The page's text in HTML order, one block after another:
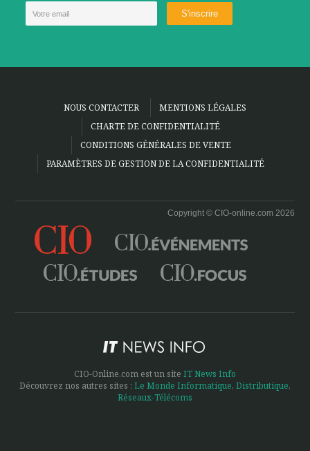
NOUS CONTACTER
MENTIONS LÉGALES
CHARTE DE CONFIDENTIALITÉ
CONDITIONS GÉNÉRALES DE VENTE
PARAMÈTRES DE GESTION DE LA CONFIDENTIALITÉ
Copyright © CIO-online.com 2026
CIO-Online.com est un site IT News Info
Découvrez nos autres sites : Le Monde Informatique, Distributique,
Réseaux-Télécoms